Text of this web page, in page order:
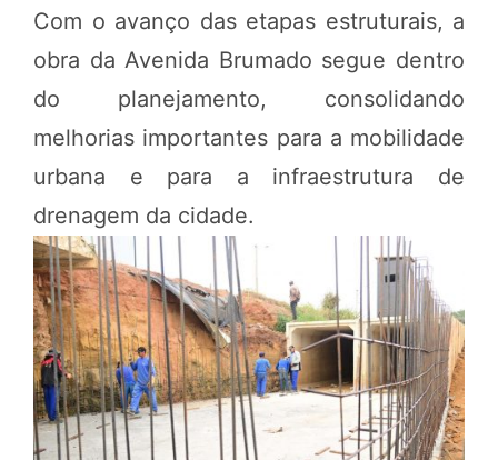
Com o avanço das etapas estruturais, a
obra da Avenida Brumado segue dentro
do planejamento, consolidando
melhorias importantes para a mobilidade
urbana e para a infraestrutura de
drenagem da cidade.